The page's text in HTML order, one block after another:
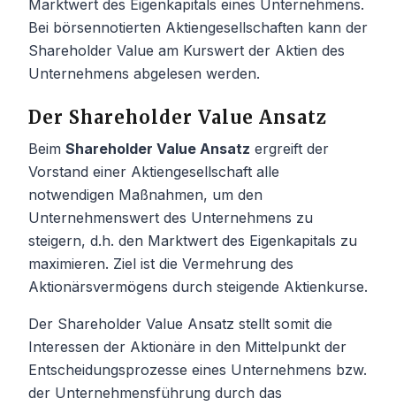
Marktwert des Eigenkapitals eines Unternehmens.
Bei börsennotierten Aktiengesellschaften kann der
Shareholder Value am Kurswert der Aktien des
Unternehmens abgelesen werden.
Der Shareholder Value Ansatz
Beim Shareholder Value Ansatz ergreift der
Vorstand einer Aktiengesellschaft alle
notwendigen Maßnahmen, um den
Unternehmenswert des Unternehmens zu
steigern, d.h. den Marktwert des Eigenkapitals zu
maximieren. Ziel ist die Vermehrung des
Aktionärsvermögens durch steigende Aktienkurse.
Der Shareholder Value Ansatz stellt somit die
Interessen der Aktionäre in den Mittelpunkt der
Entscheidungsprozesse eines Unternehmens bzw.
der Unternehmensführung durch das